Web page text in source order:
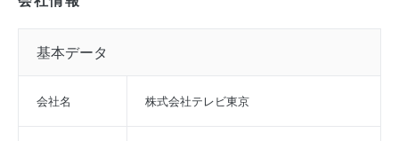
基本データ
会社名 株式会社テレビ東京